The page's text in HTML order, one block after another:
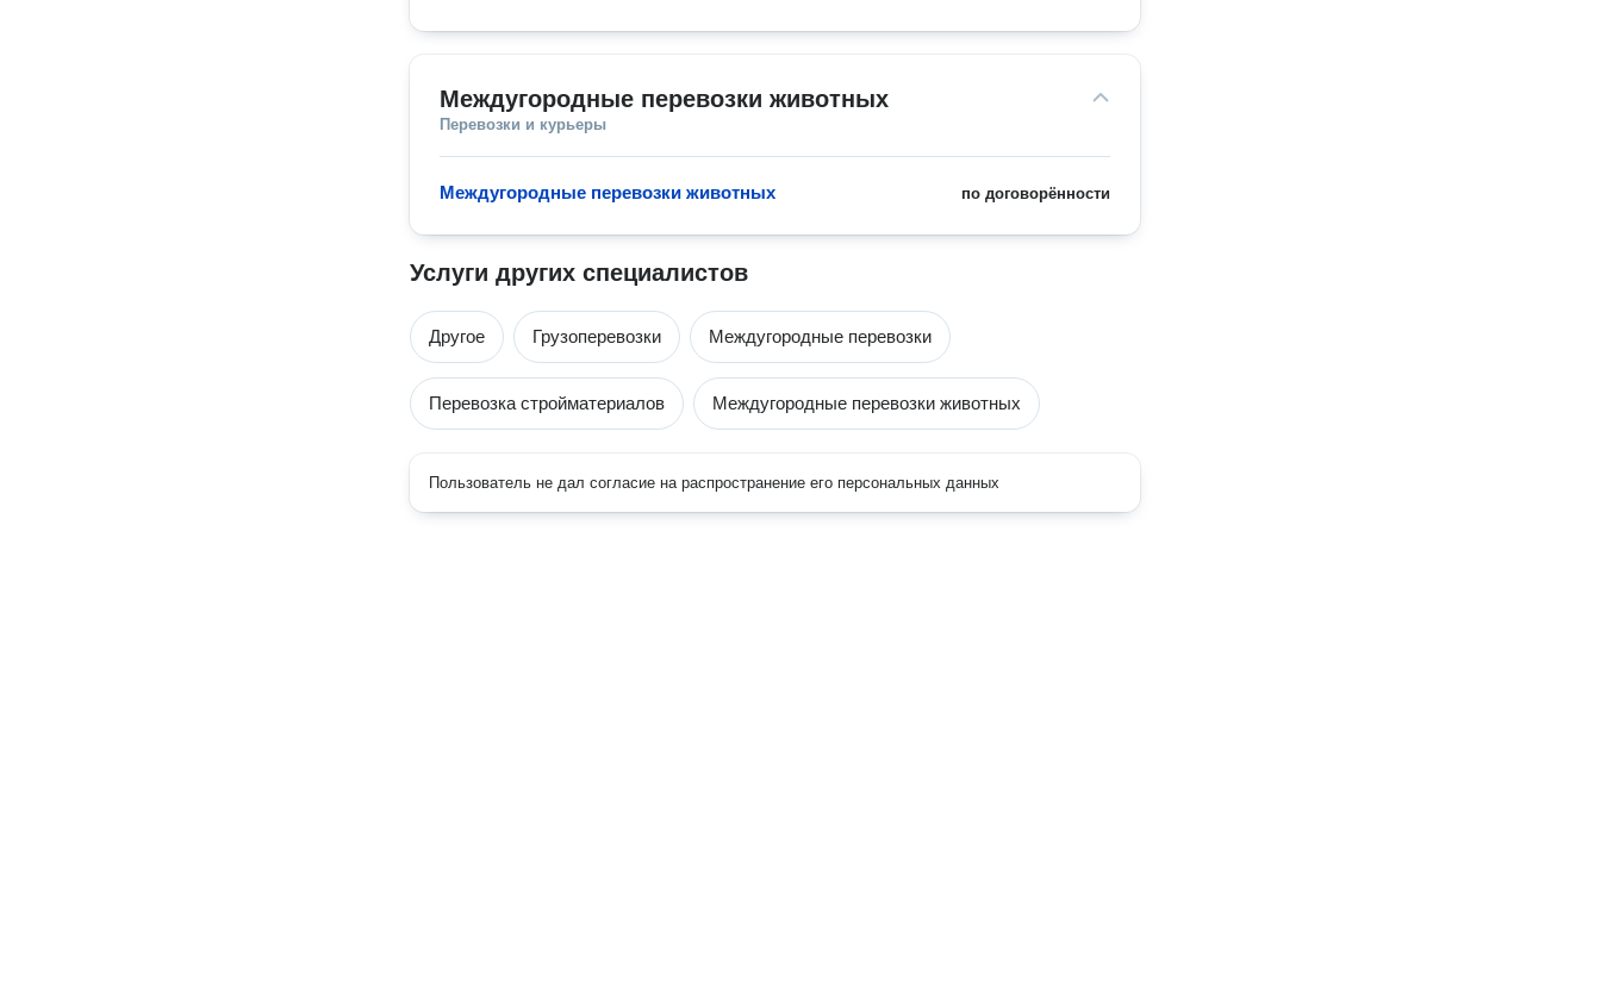
Междугородные перевозки животных
Перевозки и курьеры
по договорённости
Междугородные перевозки животных
Услуги других специалистов
Другое Грузоперевозки Междугородные перевозки
Перевозка стройматериалов Междугородные перевозки животных
Пользователь не дал согласие на распространение его персональных данных